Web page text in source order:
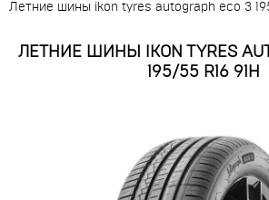
Летние шины ikon tyres autograph eco 3
ЛЕТНИЕ ШИНЫ IKON TYRES
195/55 R16 91H